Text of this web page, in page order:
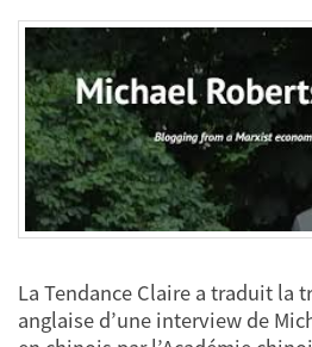
La Tendance Claire a traduit la
anglaise d’une interview de